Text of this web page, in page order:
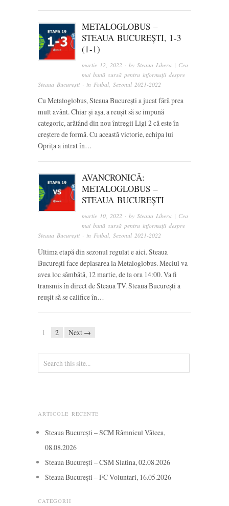
METALOGLOBUS –
STEAUA BUCUREȘTI, 1-3
(1-1)
martie 12, 2022 · bySteaua Libera | Cea
mai bună sursă pentru informații despre
Steaua București · in Fotbal Sezonul 2021-2022
Cu Metaloglobus, Steaua București a jucat fără prea
mult avânt. Chiar și așa, a reușit să se impună
categoric, arătând din nou întregii Ligi 2 că este în
creștere de formă. Cu această victorie, echipa lui
Oprița a intrat în…
AVANCRONICĂ:
METALOGLOBUS –
STEAUA BUCUREȘTI
martie 10, 2022 · bySteaua Libera | Cea
mai bună sursă pentru informații despre
Steaua București · in Fotbal, Sezonul 2021-2022
Ultima etapă din sezonul regulat e aici. Steaua
București face deplasarea la Metaloglobus. Meciul va
avea loc sâmbătă, 12 martie, de la ora 14:00. Va fi
transmis în direct de Steaua TV. Steaua București a
reușit să se califice în…
1 2 Next →
ARTICOLE RECENTE
Steaua București – SCM Râmnicul Vâlcea,
08.08.2026
Steaua București – CSM Slatina, 02.08.2026
Steaua București – FC Voluntari, 16.05.2026
CATEGORII